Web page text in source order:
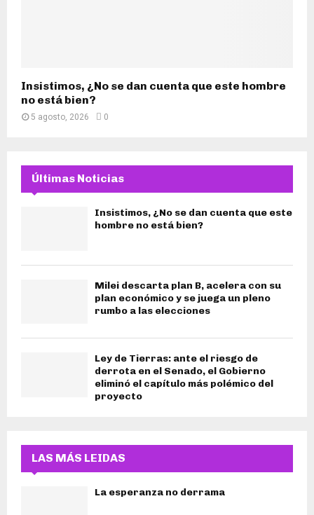
Insistimos, ¿No se dan cuenta que este hombre
no está bien?
5 agosto, 2026 0
Últimas Noticias
Insistimos, ¿No se dan cuenta que este
hombre no está bien?
Milei descarta plan B, acelera con su
plan económico y se juega un pleno
rumbo a las elecciones
Ley de Tierras: ante el riesgo de
derrota en el Senado, el Gobierno
eliminó el capítulo más polémico del
proyecto
LAS MÁS LEIDAS
La esperanza no derrama